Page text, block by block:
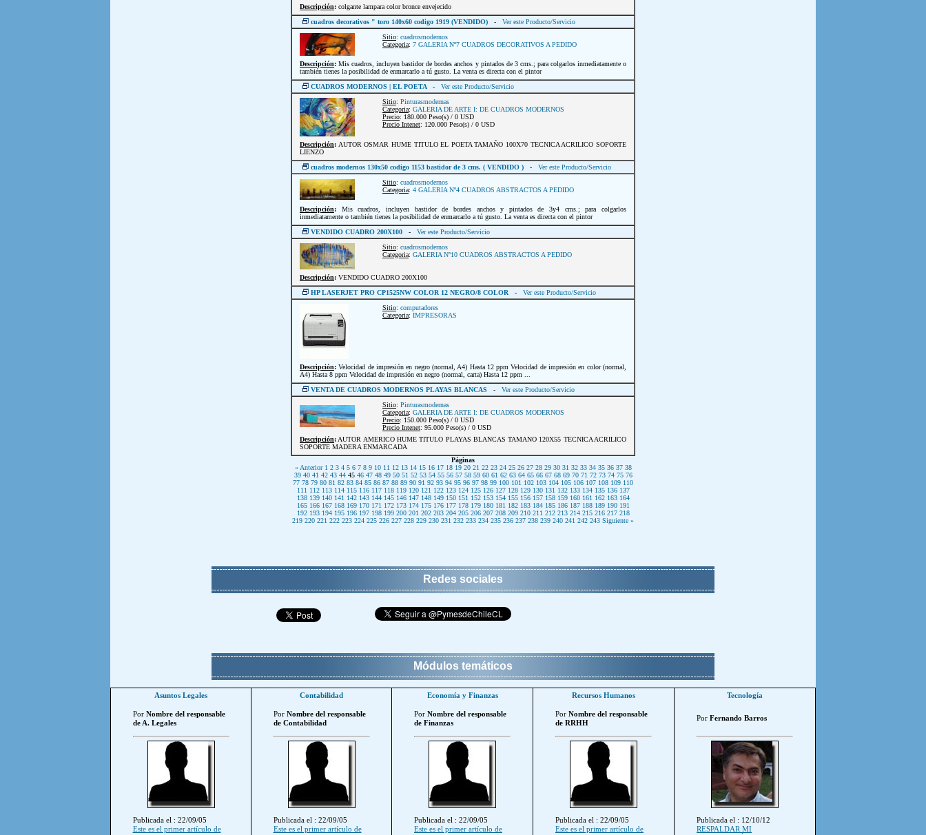
Descripción: colgante lampara color bronce envejecido
cuadros decorativos " toro 140x60 codigo 1919 (VENDIDO)
- Ver este Producto/Servicio
Sitio: cuadrosmodernos
Categoria: 7 GALERIA Nº7 CUADROS DECORATIVOS A PEDIDO
Descripción: Mis cuadros, incluyen bastidor de bordes anchos y pintados de 3 cms.; para colgarlos inmediatamente o
también tienes la posibilidad de enmarcarlo a tú gusto. La venta es directa con el pintor
CUADROS MODERNOS | EL POETA
- Ver este Producto/Servicio
Sitio: Pinturasmodernas
Categoria: GALERIA DE ARTE I: DE CUADROS MODERNOS
Precio: 180.000 Peso(s) / 0 USD
Precio Intenet: 120.000 Peso(s) / 0 USD
Descripción: AUTOR OSMAR HUME TITULO EL POETA TAMAÑO 100X70 TECNICA ACRILICO SOPORTE
LIENZO
cuadros modernos 130x50 codigo 1153 bastidor de 3 cms. ( VENDIDO )
- Ver este Producto/Servicio
Sitio: cuadrosmodernos
Categoria: 4 GALERIA Nº4 CUADROS ABSTRACTOS A PEDIDO
Descripción: Mis cuadros, incluyen bastidor de bordes anchos y pintados de 3y4 cms.; para colgarlos
inmediatamente o también tienes la posibilidad de enmarcarlo a tú gusto. La venta es directa con el pintor
VENDIDO CUADRO 200X100
- Ver este Producto/Servicio
Sitio: cuadrosmodernos
Categoria: GALERIA Nº10 CUADROS ABSTRACTOS A PEDIDO
Descripción: VENDIDO CUADRO 200X100
HP LASERJET PRO CP1525NW COLOR 12 NEGRO/8 COLOR
- Ver este Producto/Servicio
Sitio: computadores
Categoria: IMPRESORAS
Descripción: Velocidad de impresión en negro (normal, A4) Hasta 12 ppm Velocidad de impresión en color (normal,
A4) Hasta 8 ppm Velocidad de impresión en negro (normal, carta) Hasta 12 ppm ...
VENTA DE CUADROS MODERNOS PLAYAS BLANCAS
- Ver este Producto/Servicio
Sitio: Pinturasmodernas
Categoria: GALERIA DE ARTE I: DE CUADROS MODERNOS
Precio: 150.000 Peso(s) / 0 USD
Precio Intenet: 95.000 Peso(s) / 0 USD
Descripción: AUTOR AMERICO HUME TITULO PLAYAS BLANCAS TAMANO 120X55 TECNICA ACRILICO
SOPORTE MADERA ENMARCADA
Páginas
« Anterior 1 2 3 4 5 6 7 8 9 10 11 12 13 14 15 16 17 18 19 20 21 22 23 24 25 26 27 28 29 30 31 32 33 34 35 36 37 38
39 40 41 42 43 4445 46 47 48 49 50 51 52 53 54 55 56 57 58 59 60 61 62 63 64 65 66 67 68 69 70 71 72 73 74 75 76
77 78 79 80 81 82 83 84 85 86 87 88 89 90 91 92 93 94 95 96 97 98 99 100 101 102 103 104 105 106 107 108 109 110
111 112 113 114 115 116 117 118 119 120 121 122 123 124 125 126 127 128 129 130 131 132 133 134 135 136 137
138 139 140 141 142 143 144 145 146 147 148 149 150 151 152 153 154 155 156 157 158 159 160 161 162 163 164
165 166 167 168 169 170 171 172 173 174 175 176 177 178 179 180 181 182 183 184 185 186 187 188 189 190 191
192 193 194 195 196 197 198 199 200 201 202 203 204 205 206 207 208 209 210 211 212 213 214 215 216 217 218
219 220 221 222 223 224 225 226 227 228 229 230 231 232 233 234 235 236 237 238 239 240 241 242 243 Siguiente »
Redes sociales
Módulos temáticos
Asuntos Legales
Por Nombre del responsable
de A. Legales
Publicada el : 22/09/05
Este es el primer artículo de
Contabilidad
Por Nombre del responsable
de Contabilidad
Publicada el : 22/09/05
Este es el primer artículo de
Economía y Finanzas
Por Nombre del responsable
de Finanzas
Publicada el : 22/09/05
Este es el primer artículo de
Recursos Humanos
Por Nombre del responsable
de RRHH
Publicada el : 22/09/05
Este es el primer artículo de
Tecnología
Por Fernando Barros
Publicada el : 12/10/12
RESPALDAR MI